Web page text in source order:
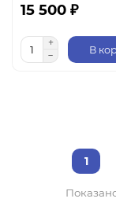
15 500 ₽
В
1